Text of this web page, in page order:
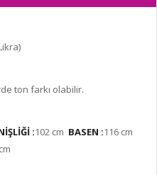
ton farkı olabilir.
:102 cm BASEN :116 cm